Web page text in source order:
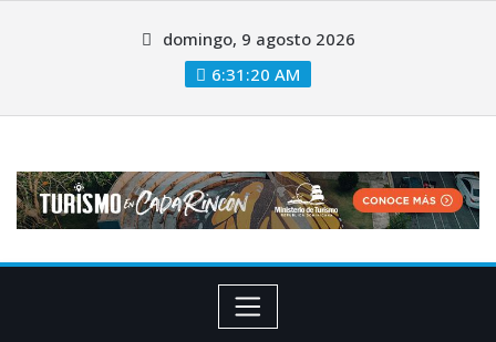
domingo, 9 agosto 2026
6:31:21 AM